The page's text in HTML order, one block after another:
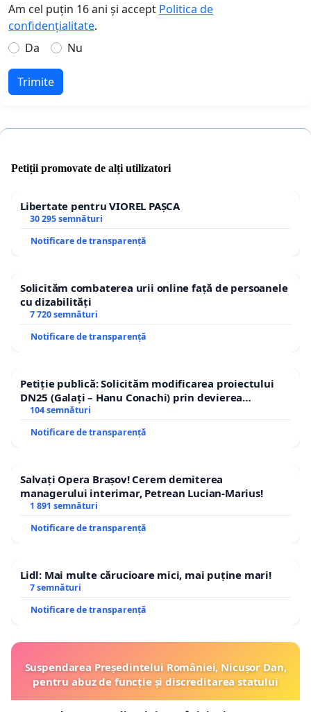
Am cel puțin 16 ani și accept Politica de
confidențialitate.
Da
Nu
Trimite
Petiții promovate de alți utilizatori
Libertate pentru VIOREL PAȘCA
30 295 semnături
Notificare de transparență
Solicităm combaterea urii online față de persoanele
cu dizabilități
7 720 semnături
Notificare de transparență
Petiție publică: Solicităm modificarea proiectului
DN25 (Galați – Hanu Conachi) prin devierea
traseului în afara localităților!
104 semnături
Notificare de transparență
Salvați Opera Brașov! Cerem demiterea
managerului interimar, Petrean Lucian-Marius!
1 891 semnături
Notificare de transparență
Lidl: Mai multe cărucioare mici, mai puține mari!
7 semnături
Notificare de transparență
Suspendarea Președintelui României, Nicușor Dan,
pentru abuz de funcție și discreditarea statului